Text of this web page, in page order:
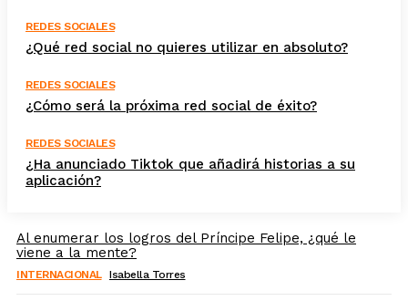
REDES SOCIALES
¿Qué red social no quieres utilizar en absoluto?
REDES SOCIALES
¿Cómo será la próxima red social de éxito?
REDES SOCIALES
¿Ha anunciado Tiktok que añadirá historias a su
aplicación?
Al enumerar los logros del Príncipe Felipe, ¿qué le
viene a la mente?
INTERNACIONAL Isabella Torres